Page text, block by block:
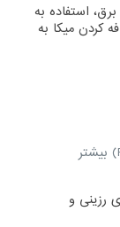
استفاده به
کردن میکا به
مقاومت در برابر تخلیه جزئی (Partial Discharge) بیشتر
رزینی و